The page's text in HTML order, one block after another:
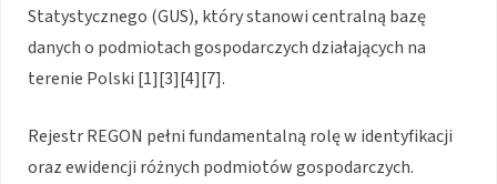
Statystycznego (GUS), który stanowi centralną bazę
danych o podmiotach gospodarczych działających na
terenie Polski [1][3][4][7].
Rejestr REGON pełni fundamentalną rolę w identyfikacji
oraz ewidencji różnych podmiotów gospodarczych.